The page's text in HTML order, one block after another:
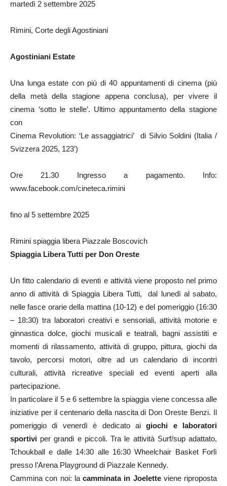
martedì 2 settembre 2025
Rimini, Corte degli Agostiniani
Agostiniani Estate
Una lunga estate con più di 40 appuntamenti di cinema (più
della metà della stagione appena conclusa), per vivere il
cinema ‘sotto le stelle’. Ultimo appuntamento della stagione
con
Cinema Revolution: ‘Le assaggiatrici’ di Silvio Soldini (Italia /
Svizzera 2025, 123’)
Ore 21.30 Ingresso a pagamento. Info:
www.facebook.com/cineteca.rimini
fino al 5 settembre 2025
Rimini spiaggia libera Piazzale Boscovich
Spiaggia Libera Tutti per Don Oreste
Un fitto calendario di eventi e attività viene proposto nel primo
anno di attività di Spiaggia Libera Tutti, dal lunedì al sabato,
nelle fasce orarie della mattina (10-12) e del pomeriggio (16:30
– 18:30) tra laboratori creativi e sensoriali, attività motorie e
ginnastica dolce, giochi musicali e teatrali, bagni assistiti e
momenti di rilassamento, attività di gruppo, pittura, giochi da
tavolo, percorsi motori, oltre ad un calendario di incontri
culturali, attività ricreative speciali ed eventi aperti alla
partecipazione.
In particolare il 5 e 6 settembre la spiaggia viene concessa alle
iniziative per il centenario della nascita di Don Oreste Benzi. Il
pomeriggio di venerdì è dedicato aigiochi e laboratori
sportivi per grandi e piccoli. Tra le attività Surf/sup adattato,
Tchoukball e dalle 14:30 alle 16:30 Wheelchair Basket Forlì
presso l’Arena Playground di Piazzale Kennedy.
Cammina con noi: la camminata in Joeletteviene riproposta